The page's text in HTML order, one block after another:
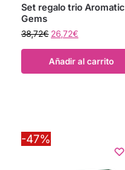
Set regalo trio Aromatic
Gems
38,72€ 26,72€
Añadir al carrito
-47%